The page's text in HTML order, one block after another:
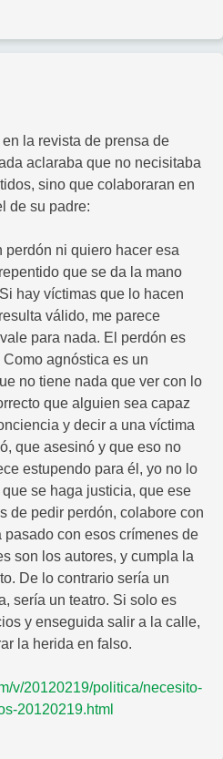
la revista de prensa de
aclaraba que no necisitaba
sino que colaboraran en
de su padre:
perdón ni quiero hacer esa
que se da la mano
hay víctimas que lo hacen
válido, me parece
para nada. El perdón es
agnóstica es un
no tiene nada que ver con lo
que alguien sea capaz
y decir a una víctima
que asesinó y que eso no
estupendo para él, yo no lo
se haga justicia, que ese
de pedir perdón, colabore con
pasado con esos crímenes de
son los autores, y cumpla la
De lo contrario sería un
sería un teatro. Si solo es
y enseguida salir a la calle,
la herida en falso.
v/20120219/politica/necesito-
20120219.html